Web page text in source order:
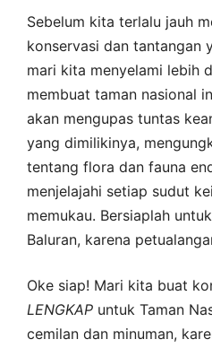
Sebelum kita terlalu jauh
konservasi dan tantangan
mari kita menyelami lebih
membuat taman nasional
akan mengupas tuntas
yang dimilikinya,
tentang flora dan fauna
menjelajahi setiap sudut
memukau. Bersiaplah
Baluran, karena
Oke siap! Mari kita buat
LENGKAP untuk Taman
cemilan dan minuman,